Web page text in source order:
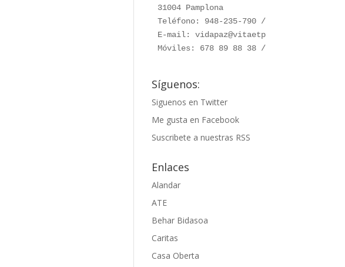
31004 Pamplona
Teléfono: 948-235-790 / 948-230-787
E-mail: vidapaz@vitaetpax.org
Móviles: 678 89 88 38 /  660 76 91 28
Síguenos:
Siguenos en Twitter
Me gusta en Facebook
Suscribete a nuestras RSS
Enlaces
Alandar
ATE
Behar Bidasoa
Caritas
Casa Oberta